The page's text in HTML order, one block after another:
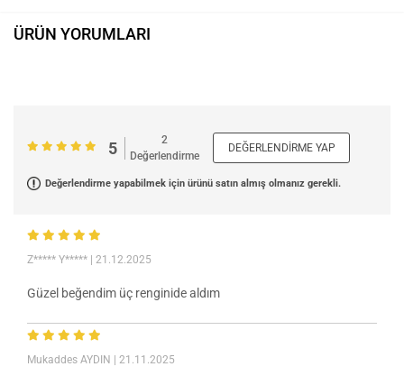
ÜRÜN YORUMLARI
5
2
Değerlendirme
DEĞERLENDIRME YAP
Değerlendirme yapabilmek için ürünü satın almış olmanız gerekli.
Z***** Y***** | 21.12.2025
Güzel beğendim üç renginide aldım
Mukaddes AYDIN | 21.11.2025